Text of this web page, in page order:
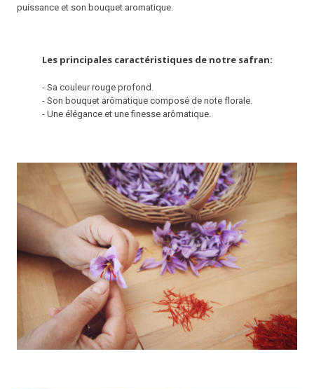
puissance et son bouquet aromatique.
Les principales caractéristiques de notre safran:
- Sa couleur rouge profond.
- Son bouquet arômatique composé de note florale.
- Une élégance et une finesse arômatique.